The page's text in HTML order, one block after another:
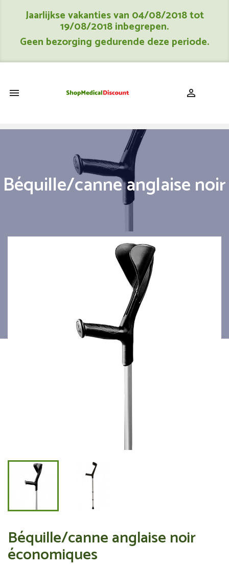
Jaarlijkse vakanties van 04/08/2018 tot
19/08/2018 inbegrepen.
Geen bezorging gedurende deze periode.
 
Béquille/canne anglaise noir
économiques
Béquille/canne anglaise noir
économiques